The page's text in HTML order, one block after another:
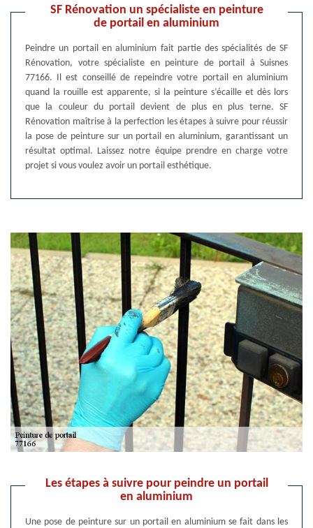
SF Rénovation un spécialiste en peinture
de portail en aluminium
Peindre un portail en aluminium fait partie des spécialités de SF
Rénovation, votre spécialiste en peinture de portail à Suisnes
77166. Il est conseillé de repeindre votre portail en aluminium
quand la rouille est apparente, si la peinture s’écaille et dès lors
que la couleur du portail devient de plus en plus terne. SF
Rénovation maîtrise à la perfection les étapes à suivre pour réussir
la pose de peinture sur un portail en aluminium, garantissant un
résultat optimal. Laissez notre équipe prendre en charge votre
projet si vous voulez avoir un portail esthétique.
Les étapes à suivre pour peindre un portail
en aluminium
Une pose de peinture sur un portail en aluminium se fait dans les